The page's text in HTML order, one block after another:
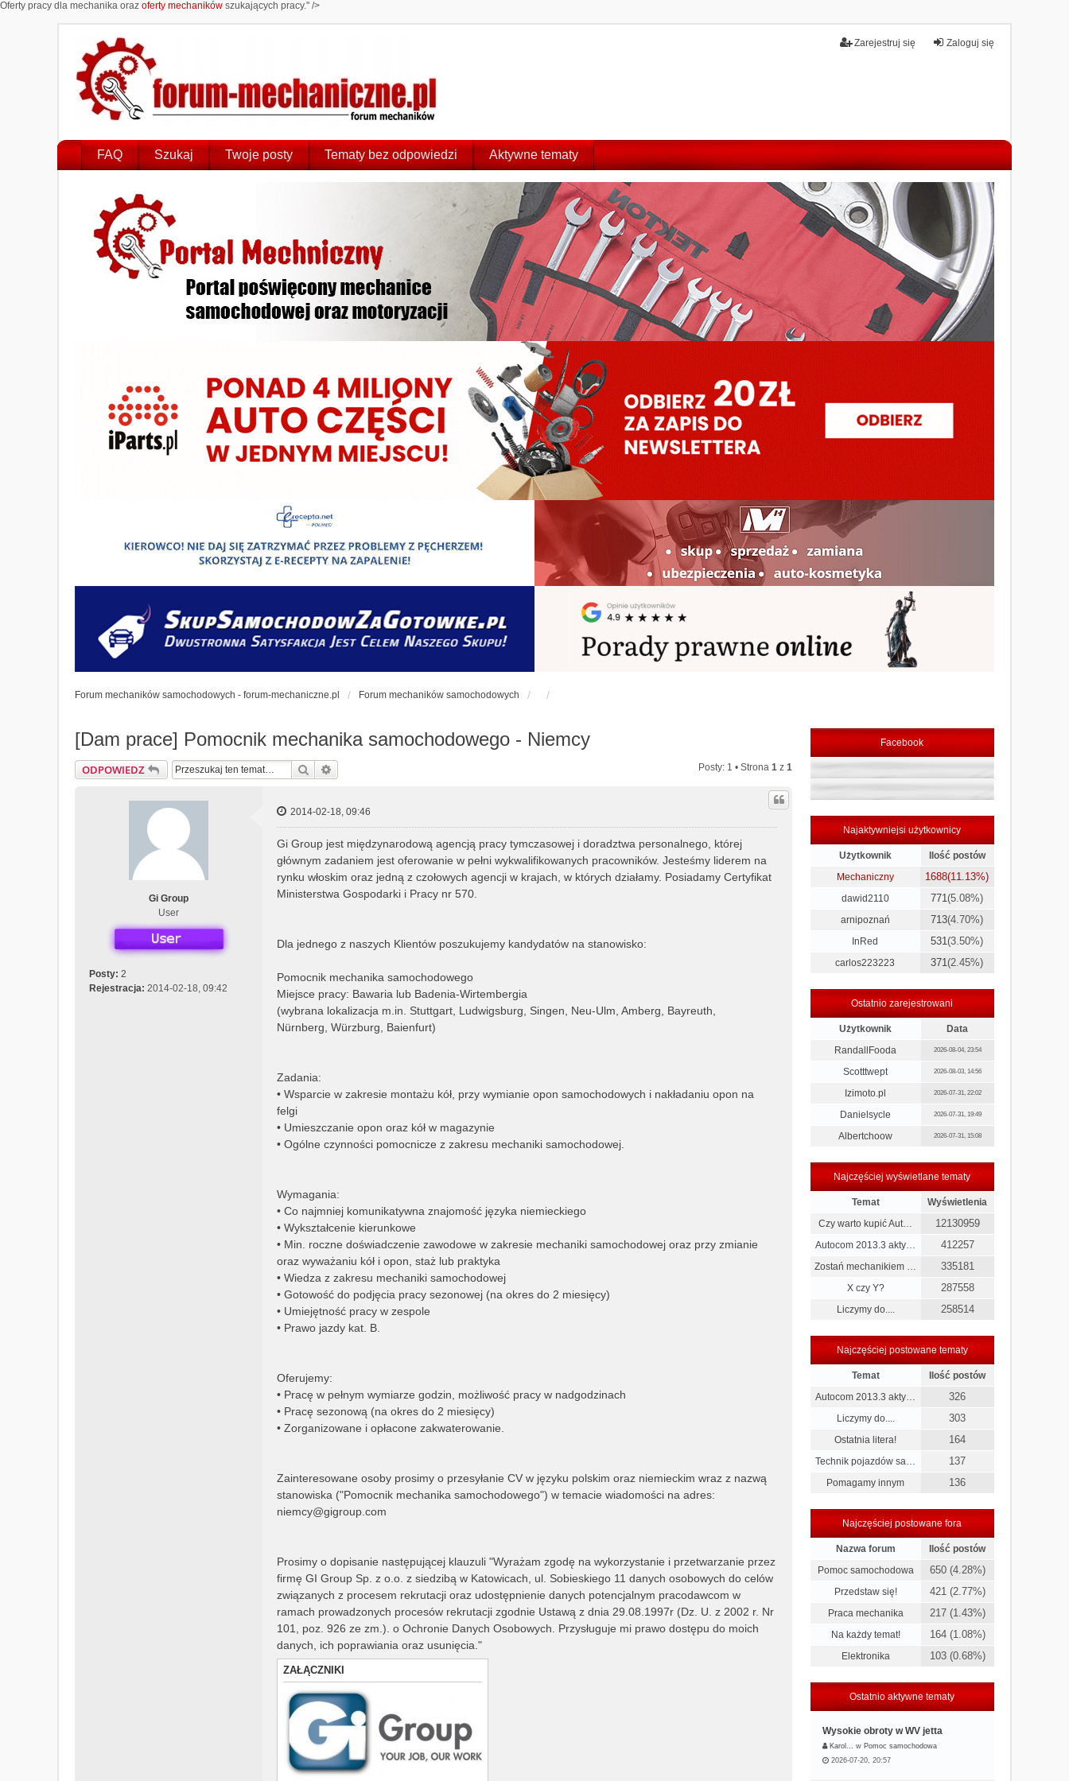
Oferty pracy dla mechanika oraz oferty mechaników szukających pracy." />
Zaloguj się
Zarejestruj się
FAQ Szukaj Twoje posty Tematy bez odpowiedzi Aktywne tematy
Forum mechaników samochodowych - forum-mechaniczne.pl Forum mechaników samochodowych
[Dam prace] Pomocnik mechanika samochodowego - Niemcy
ODPOWIEDZ Szukaj Posty: 1 • Strona 1z 1
Gi Group
User
Posty: 2
Rejestracja: 2014-02-18, 09:42
2014-02-18, 09:46
Gi Group jest międzynarodową agencją pracy tymczasowej i doradztwa personalnego, której
głównym zadaniem jest oferowanie w pełni wykwalifikowanych pracowników. Jesteśmy liderem na
rynku włoskim oraz jedną z czołowych agencji w krajach, w których działamy. Posiadamy Certyfikat
Ministerstwa Gospodarki i Pracy nr 570.
Dla jednego z naszych Klientów poszukujemy kandydatów na stanowisko:
Pomocnik mechanika samochodowego
Miejsce pracy: Bawaria lub Badenia-Wirtembergia
(wybrana lokalizacja m.in. Stuttgart, Ludwigsburg, Singen, Neu-Ulm, Amberg, Bayreuth,
Nürnberg, Würzburg, Baienfurt)
Zadania:
• Wsparcie w zakresie montażu kół, przy wymianie opon samochodowych i nakładaniu opon na
felgi
• Umieszczanie opon oraz kół w magazynie
• Ogólne czynności pomocnicze z zakresu mechaniki samochodowej.
Wymagania:
• Co najmniej komunikatywna znajomość języka niemieckiego
• Wykształcenie kierunkowe
• Min. roczne doświadczenie zawodowe w zakresie mechaniki samochodowej oraz przy zmianie
oraz wyważaniu kół i opon, staż lub praktyka
• Wiedza z zakresu mechaniki samochodowej
• Gotowość do podjęcia pracy sezonowej (na okres do 2 miesięcy)
• Umiejętność pracy w zespole
• Prawo jazdy kat. B.
Oferujemy:
• Pracę w pełnym wymiarze godzin, możliwość pracy w nadgodzinach
• Pracę sezonową (na okres do 2 miesięcy)
• Zorganizowane i opłacone zakwaterowanie.
Zainteresowane osoby prosimy o przesyłanie CV w języku polskim oraz niemieckim wraz z nazwą
stanowiska ("Pomocnik mechanika samochodowego") w temacie wiadomości na adres:
niemcy@gigroup.com
Prosimy o dopisanie następującej klauzuli "Wyrażam zgodę na wykorzystanie i przetwarzanie przez
firmę GI Group Sp. z o.o. z siedzibą w Katowicach, ul. Sobieskiego 11 danych osobowych do celów
związanych z procesem rekrutacji oraz udostępnienie danych potencjalnym pracodawcom w
ramach prowadzonych procesów rekrutacji zgodnie Ustawą z dnia 29.08.1997r (Dz. U. z 2002 r. Nr
101, poz. 926 ze zm.). o Ochronie Danych Osobowych. Przysługuje mi prawo dostępu do moich
danych, ich poprawiania oraz usunięcia."
ZAŁĄCZNIKI
Facebook
Najaktywniejsi użytkownicy
Użytkownik
Ilość postów
Mechaniczny
1688(11.13%)
dawid2110 771(5.08%)
arnipoznań 713(4.70%)
InRed 531(3.50%)
carlos223223 371(2.45%)
Ostatnio zarejestrowani
Użytkownik
Data
RandallFooda
2026-08-04, 23:54
Scotttwept 2026-08-03, 14:56
Izimoto.pl 2026-07-31, 22:02
Danielsycle 2026-07-31, 19:49
Albertchoow 2026-07-31, 15:08
Najczęściej wyświetlane tematy
Temat
Wyświetlenia
Czy warto kupić Aut…
12130959
Autocom 2013.3 akty… 412257
Zostań mechanikiem … 335181
X czy Y? 287558
Liczymy do.... 258514
Najczęściej postowane tematy
Temat
Ilość postów
Autocom 2013.3 akty…
326
Liczymy do.... 303
Ostatnia litera! 164
Technik pojazdów sa… 137
Pomagamy innym 136
Najczęściej postowane fora
Nazwa forum
Ilość postów
Pomoc samochodowa
650 (4.28%)
Przedstaw się! 421 (2.77%)
Praca mechanika 217 (1.43%)
Na każdy temat! 164 (1.08%)
Elektronika 103 (0.68%)
Ostatnio aktywne tematy
Wysokie obroty w WV jetta
Karol… w Pomoc samochodowa
2026-07-20, 20:57